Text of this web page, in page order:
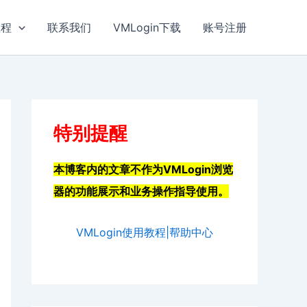
联系我们 VMLogin下载 账号注册
特别提醒
本博客内的文章不作为VMLogin浏览
器的功能展示和业务操作指导使用。
VMLogin使用教程|帮助中心